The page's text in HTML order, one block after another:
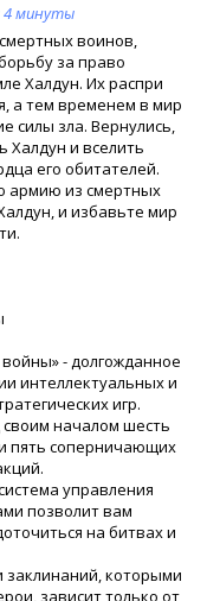
4 минуты
воинов,
за право
Халдун. Их распри
а тем временем в мир
силы зла. Вернулись,
Халдун и вселить
его обитателей.
армию из смертных
и избавьте мир
- долгожданное
интеллектуальных и
игр.
началом шесть
пять соперничающих
управления
позволит вам
на битвах и
заклинаний, которыми
зависит только от